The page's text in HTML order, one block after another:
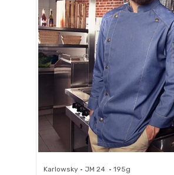
Karlowsky • JM 24 • 195g